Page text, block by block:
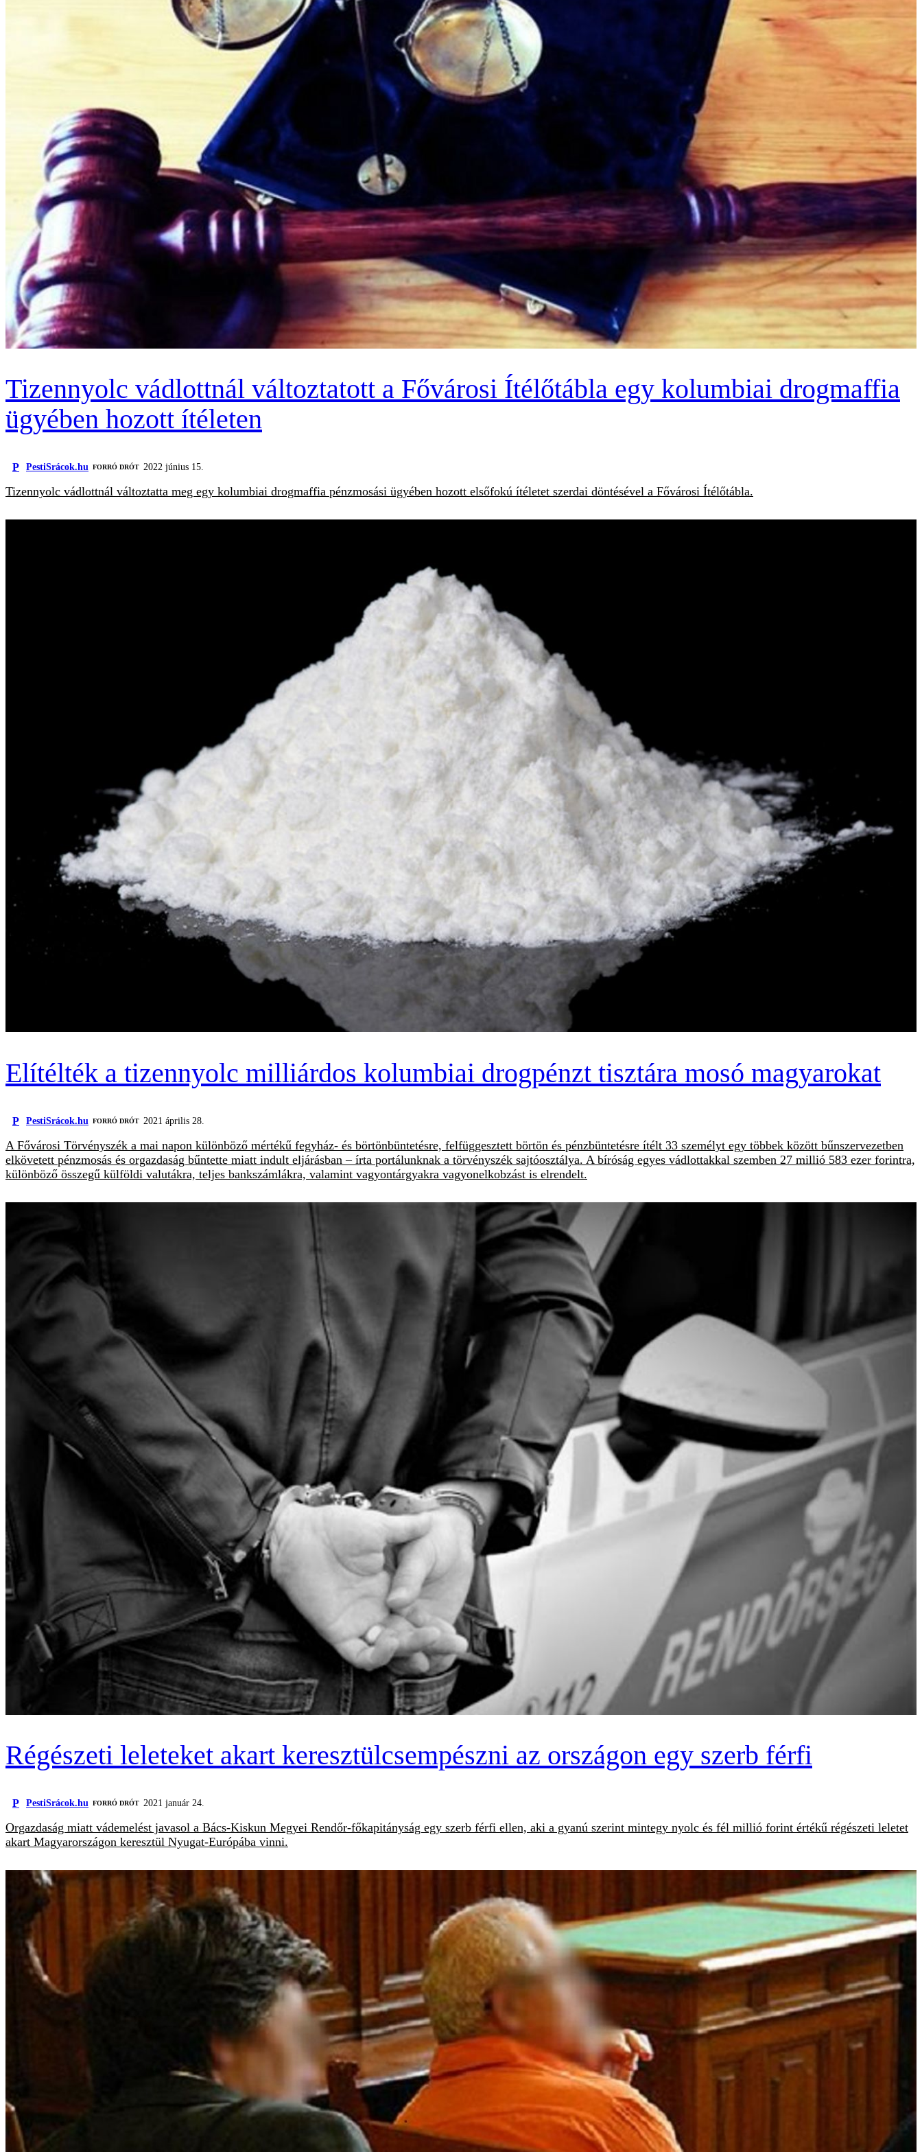
Tizennyolc vádlottnál változtatott a Fővárosi Ítélőtábla egy kolumbiai drogmaffia
ügyében hozott ítéleten
P PestiSrácok.hu FORRÓ DRÓT 2022 június 15.
Tizennyolc vádlottnál változtatta meg egy kolumbiai drogmaffia pénzmosási ügyében hozott elsőfokú ítéletet szerdai döntésével a Fővárosi Ítélőtábla.
Elítélték a tizennyolc milliárdos kolumbiai drogpénzt tisztára mosó magyarokat
P PestiSrácok.hu FORRÓ DRÓT 2021 április 28.
A Fővárosi Törvényszék a mai napon különböző mértékű fegyház- és börtönbüntetésre, felfüggesztett börtön és pénzbüntetésre ítélt 33 személyt egy többek között bűnszervezetben
elkövetett pénzmosás és orgazdaság bűntette miatt indult eljárásban – írta portálunknak a törvényszék sajtóosztálya. A bíróság egyes vádlottakkal szemben 27 millió 583 ezer forintra,
különböző összegű külföldi valutákra, teljes bankszámlákra, valamint vagyontárgyakra vagyonelkobzást is elrendelt.
Régészeti leleteket akart keresztülcsempészni az országon egy szerb férfi
P PestiSrácok.hu FORRÓ DRÓT 2021 január 24.
Orgazdaság miatt vádemelést javasol a Bács-Kiskun Megyei Rendőr-főkapitányság egy szerb férfi ellen, aki a gyanú szerint mintegy nyolc és fél millió forint értékű régészeti leletet
akart Magyarországon keresztül Nyugat-Európába vinni.